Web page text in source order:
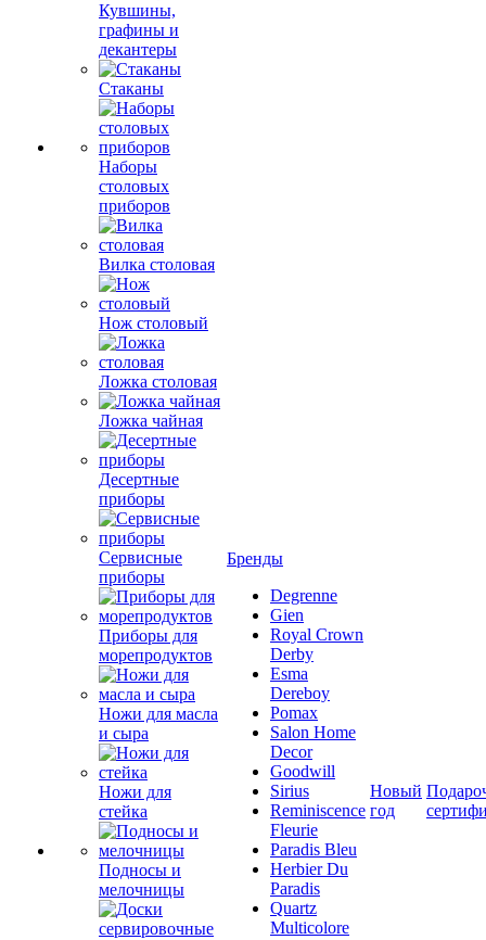
Кувшины,
графины и
декантеры
Стаканы
Наборы
столовых
приборов
Вилка столовая
Нож столовый
Ложка столовая
Ложка чайная
Десертные
приборы
Сервисные
приборы
Приборы для
морепродуктов
Ножи для масла
и сыра
Ножи для
стейка
Подносы и
мелочницы
Бренды
Degrenne
Gien
Royal Crown
Derby
Esma
Dereboy
Pomax
Salon Home
Decor
Goodwill
Sirius
Reminiscence
Fleurie
Paradis Bleu
Herbier Du
Paradis
Quartz
Multicolore
Новый
год